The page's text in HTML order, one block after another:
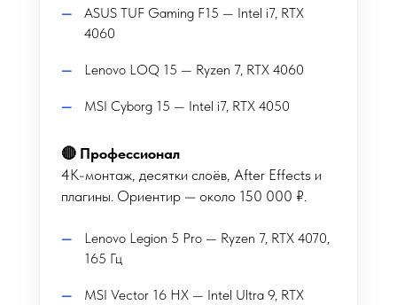
ASUS TUF Gaming F15 — Intel i7, RTX
4060
Lenovo LOQ 15 — Ryzen 7, RTX 4060
MSI Cyborg 15 — Intel i7, RTX 4050
🔴 Профессионал
4K-монтаж, десятки слоёв, After Effects и
плагины. Ориентир — около 150 000 ₽.
Lenovo Legion 5 Pro — Ryzen 7, RTX 4070,
165 Гц
MSI Vector 16 HX — Intel Ultra 9, RTX